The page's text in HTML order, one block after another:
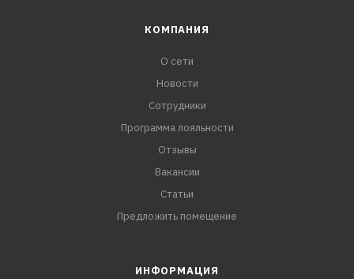
КОМПАНИЯ
О сети
Новости
Сотрудники
Программа лояльности
Отзывы
Вакансии
Статьи
Предложить помещение
ИНФОРМАЦИЯ